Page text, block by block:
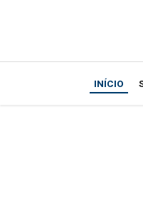
sustentável
INÍCIO